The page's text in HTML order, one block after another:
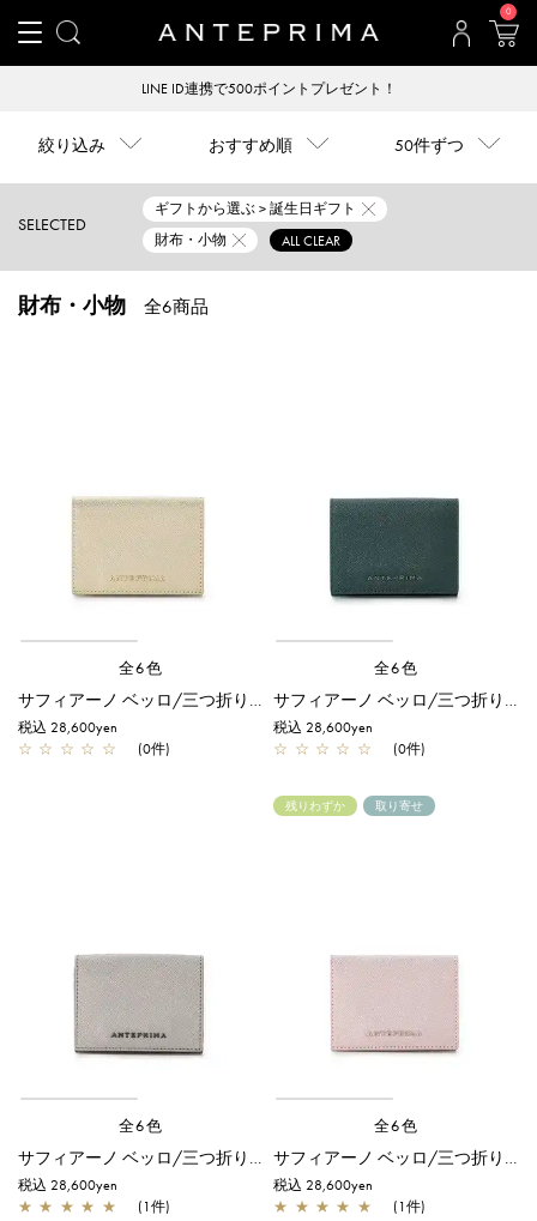
0
LINE ID連携で500ポイントプレゼント！
絞り込み おすすめ順 50件ずつ
SELECTED
ギフトから選ぶ > 誕生日ギフト
財布・小物
ALL CLEAR
財布・小物 全6商品
全6色
サフィアーノ ベッロ/三つ折りウォレット/シャンパンゴールド
税込 28,600yen
☆ ☆ ☆ ☆ ☆ (0件)
全6色
サフィアーノ ベッロ/三つ折りウォレット/ダークグリーン
税込 28,600yen
☆ ☆ ☆ ☆ ☆ (0件)
全6色
サフィアーノ ベッロ/三つ折りウォレット/スモークグレー
税込 28,600yen
★ ★ ★ ★ ★ (1件)
残りわずか 取り寄せ
全6色
サフィアーノ ベッロ/三つ折りウォレット/パウダリーピンク
税込 28,600yen
★ ★ ★ ★ ★ (1件)